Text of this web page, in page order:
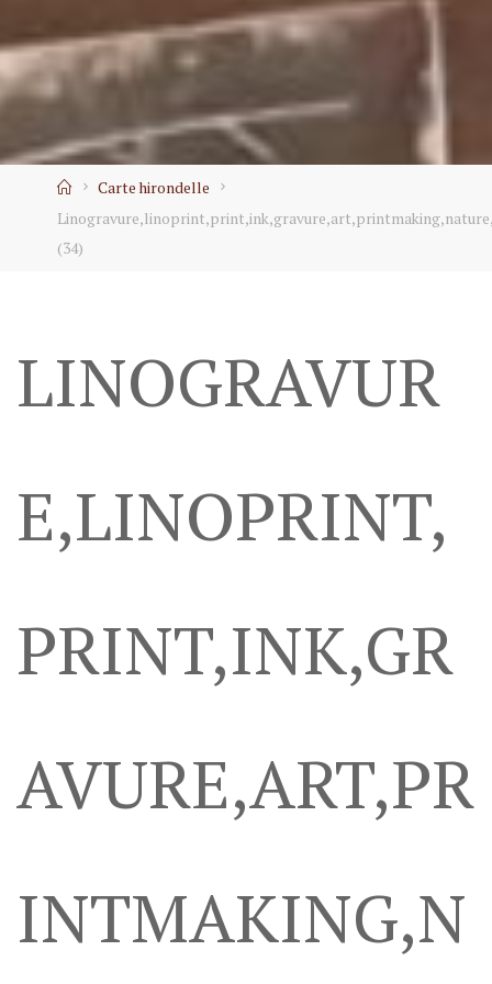
Home
Carte hirondelle
(34)
LINOGRAVUR
E,LINOPRINT,
PRINT,INK,GR
AVURE,ART,PR
INTMAKING,N